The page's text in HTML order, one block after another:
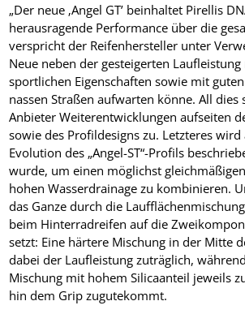
„Der neue ‚Angel GT’ beinhaltet Pirellis
herausragende Performance über die
verspricht der Reifenhersteller unter
Neue neben der gesteigerten
sportlichen Eigenschaften sowie mit
nassen Straßen aufwarten könne. All dies
Anbieter Weiterentwicklungen aufseiten
sowie des Profildesigns zu. Letzteres wird
Evolution des „Angel-ST“-Profils
wurde, um einen möglichst
hohen Wasserdrainage zu kombinieren.
das Ganze durch die
beim Hinterradreifen auf die
setzt: Eine härtere Mischung in der Mitte
dabei der Laufleistung zuträglich,
Mischung mit hohem Silicaanteil jeweils
hin dem Grip zugutekommt.